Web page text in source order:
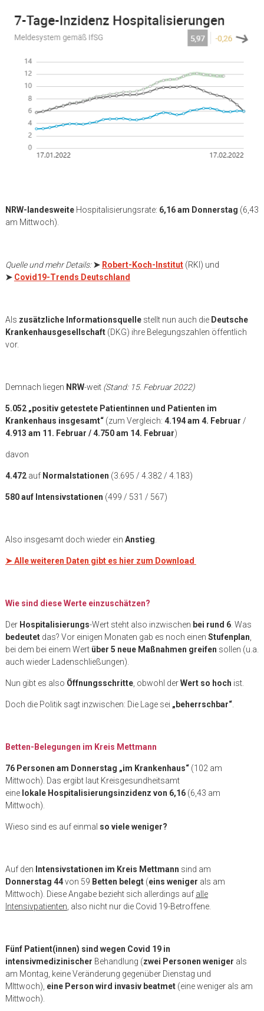
NRW-landesweiteHospitalisierungsrate: 6,16 am Donnerstag (6,43
am Mittwoch).
Quelle und mehr Details:➤ Robert-Koch-Institut(RKI) und
➤ Covid19-Trends Deutschland
Als zusätzliche Informationsquellestellt nun auch die Deutsche
Krankenhausgesellschaft(DKG) ihre Belegungszahlen öffentlich
vor.
Demnach liegen NRW-weit (Stand: 15. Februar 2022)
5.052 „positiv getestete Patientinnen und Patienten im
Krankenhaus insgesamt“(zum Vergleich: 4.194 am 4. Februar /
4.913 am 11. Februar / 4.750 am 14. Februar)
davon
4.472 auf Normalstationen (3.695 / 4.382 / 4.183)
580 auf Intensivstationen (499 / 531 / 567)
Also insgesamt doch wieder ein Anstieg
➤Alle weiteren Daten gibt es hier zum Download
Wie sind diese Werte einzuschätzen?
Der Hospitalisierungs-Wert steht also inzwischen bei rund 6. Was
bedeutetdas? Vor einigen Monaten gab es noch einen Stufenplan
bei dem bei einem Wert über 5 neue Maßnahmen greifen sollen (u.a.
auch wieder Ladenschließungen).
Nun gibt es also Öffnungsschritte, obwohl derWert so hoch ist.
Doch die Politik sagt inzwischen: Die Lage sei „beherrschbar“.
Betten-Belegungen im Kreis Mettmann
76 Personen am Donnerstag „im Krankenhaus“ (102 am
Mittwoch). Das ergibt laut Kreisgesundheitsamt
eine lokale Hospitalisierungsinzidenz von 6,16 (6,43 am
Mittwoch).
Wieso sind es auf einmal so viele weniger?
Auf den Intensivstationen im Kreis Mettmann sind am
Donnerstag 44von 59 Betten belegt(eins weniger als am
Mittwoch). Diese Angabe bezieht sich allerdings auf alle
Intensivpatienten , also nicht nur die Covid 19-Betroffene.
Fünf Patient(innen) sind wegen Covid 19 in
intensivmedizinischer Behandlung (zwei Personen weniger als
am Montag, keine Veränderung gegenüber Dienstag und
MIttwoch), eine Person wird invasiv beatmet (eine weniger als am
Mittwoch).